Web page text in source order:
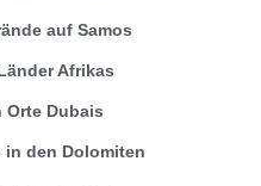
auf Samos
Afrikas
Orte Dubais
in den Dolomiten